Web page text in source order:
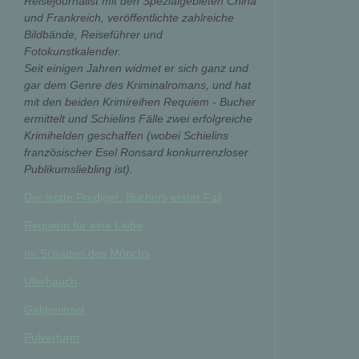
und Frankreich, veröffentlichte zahlreiche
Bildbände, Reiseführer und
Fotokunstkalender.
Seit einigen Jahren widmet er sich ganz und
gar dem Genre des Kriminalromans, und hat
mit den beiden Krimireihen Requiem - Bucher
ermittelt und Schielins Fälle zwei erfolgreiche
Krimihelden geschaffen (wobei Schielins
französischer Esel Ronsard konkurrenzloser
Publikumsliebling ist).
Requiem für eine Liebe